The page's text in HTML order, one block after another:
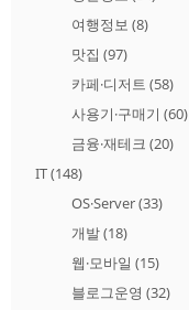
여행정보 (8)
맛집 (97)
카페·디저트 (58)
사용기·구매기 (60)
금융·재테크 (20)
IT(148)
OS·Server(33)
개발(18)
웹·모바일 (15)
블로그운영 (32)